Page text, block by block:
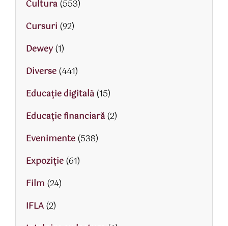
Cultura(553)
Cursuri (92)
Dewey(1)
Diverse(441)
Educaţie digitală(15)
Educaţie financiară(2)
Evenimente(538)
Expoziție(61)
Film (24)
IFLA(2)